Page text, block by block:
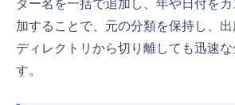
加することで、元の分類を保持し、出
ディレクトリから切り離しても迅速
す。